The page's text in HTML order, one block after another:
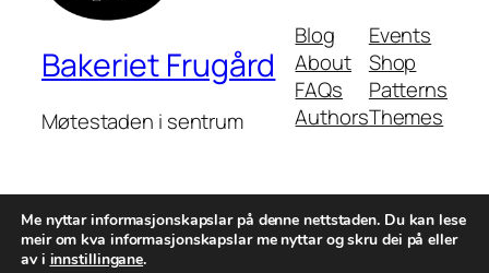
Bakeriet Frugård
Møtestaden i sentrum
Blog
About
FAQs
Authors
Events
Shop
Patterns
Themes
Me nyttar informasjonskapslar på denne nettstaden. Du kan lese
meir om kva informasjonskapslar me nyttar og skru dei på eller
av i innstillingane.